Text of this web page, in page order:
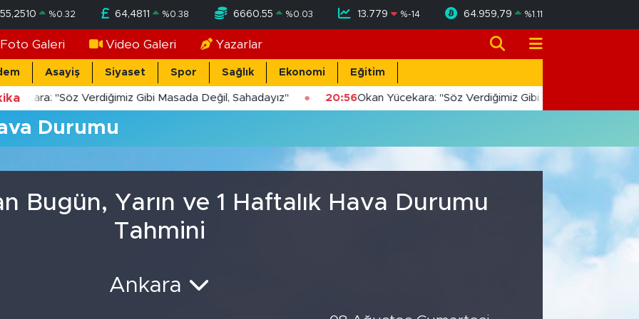
55,2510 %0.32 64,4811 %0.38 6660.55 %0.03 13.779 %-14 64.959,79 %1.11
Foto Galeri Video Galeri Yazarlar
Asayiş Siyaset Spor Sağlık Ekonomi Eğitim
"Söz Verdiğimiz Gibi Masada Değil, Sahadayız" 20:56Okan Yücekara: "Söz Verdiğimiz Gibi Masada Değil,
Durumu
Bugün, Yarın ve 1 Haftalık Hava Durumu
Tahmini
Ankara